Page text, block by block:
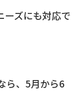
ーズにも対応で
ら、5月から6